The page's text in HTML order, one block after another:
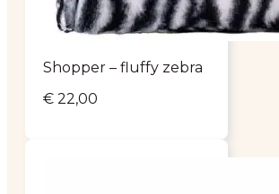
Shopper – fluffy zebra
€ 22,00